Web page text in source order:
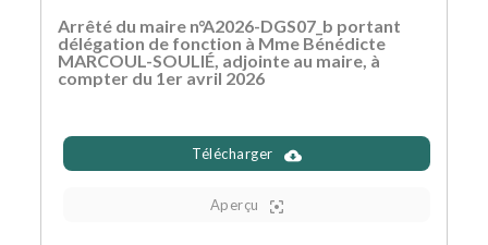
Arrêté du maire n°A2026-DGS07_b portant
délégation de fonction à Mme Bénédicte
MARCOUL-SOULIÉ, adjointe au maire, à
compter du 1er avril 2026
Télécharger
Aperçu